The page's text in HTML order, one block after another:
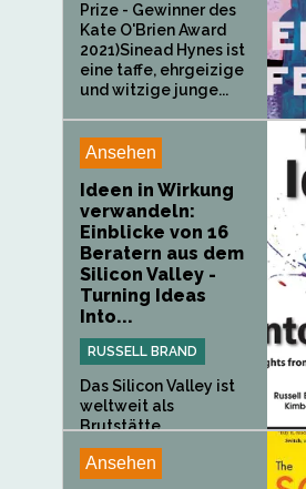
Prize - Gewinner des
Kate O'Brien Award
2021)Sinead Hynes ist
eine taffe, ehrgeizige
und witzige junge...
Ansehen
Ideen in Wirkung
verwandeln:
Einblicke von 16
Beratern aus dem
Silicon Valley -
Turning Ideas
Into...
RUSSELL BRAND
Das Silicon Valley ist
weltweit als
Brutstätte...
Ansehen